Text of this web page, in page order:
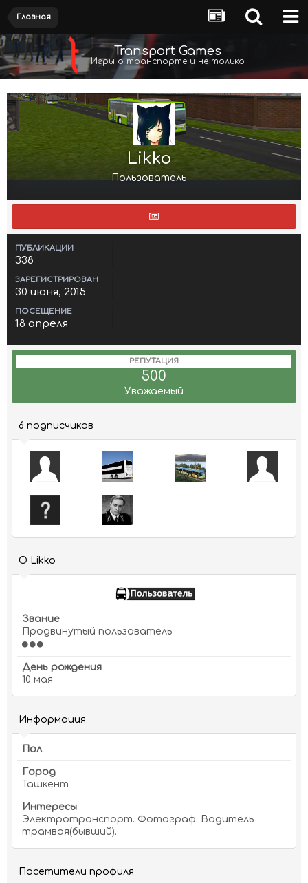
Главная
Transport Games
Игры о транспорте и не только
Likko
Пользователь
ПУБЛИКАЦИИ
338
ЗАРЕГИСТРИРОВАН
30 июня, 2015
ПОСЕЩЕНИЕ
18 апреля
РЕПУТАЦИЯ
500
Уважаемый
6 подписчиков
О Likko
Звание
Продвинутый пользователь
День рождения
10 мая
Информация
Пол
Город
Ташкент
Интересы
Электротранспорт. Фотограф. Водитель
трамвая(бывший).
Посетители профиля